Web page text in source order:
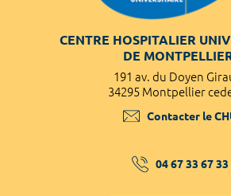
CENTRE HOSPITALIER
DE
191 av. du Doyen
34295 Montpellier
Contacter le
04 67 33 67 33